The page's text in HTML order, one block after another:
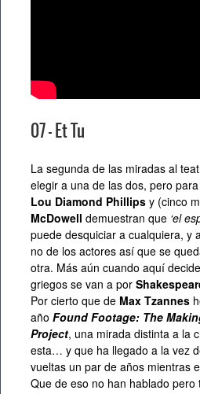
07 – Et Tu
La segunda de las miradas al
elegir a una de las dos, pero
Lou Diamond Phillips y (cinco
McDowell demuestran que ‘el
puede desquiciar a cualquiera, y
no de los actores así que se
otra. Más aún cuando aquí
griegos se van a por
Por cierto que de Max Tzannes
año Found Footage: The
Project, una mirada distinta a la
esta… y que ha llegado a la vez
vueltas un par de años mientras
Que de eso no han hablado pero